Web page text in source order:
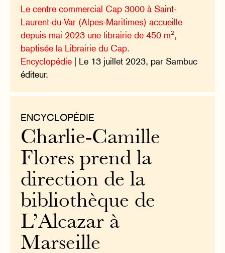
Le centre commercial Cap 3000 à Saint-
Laurent-du-Var (Alpes-Maritimes) accueille
depuis mai 2023 une librairie de 450 m2,
baptisée la Librairie du Cap.
Encyclopédie | Le 13 juillet 2023, par Sambuc
éditeur.
ENCYCLOPÉDIE
Charlie-Camille
Flores prend la
direction de la
bibliothèque de
L’Alcazar à
Marseille